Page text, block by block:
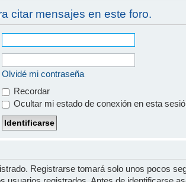
citar mensajes en este foro.
Olvidé mi contraseña
Recordar
Ocultar mi estado de conexión en esta
Registrarse tomará solo unos pocos